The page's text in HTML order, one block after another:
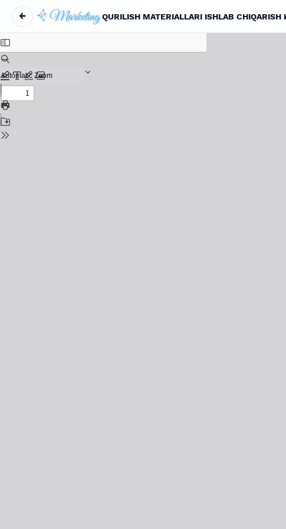
←
Вернуться к Подробностям о статье